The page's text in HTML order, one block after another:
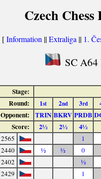
Czech
[Information ||Extraliga || 1.
SC A64
Stage:
Round:
1st 2nd 3rd
Opponent: TRIN BKRV PRDB
Score:
2½ 2½ 4½
2565
1
2440 ½ ½
0
2402
½
2429
1